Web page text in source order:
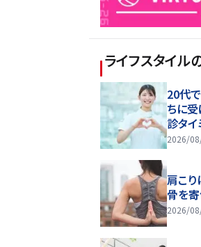
ライフスタイル
20代
ちに
診タイ
2026/
肩こ
骨を
2026/